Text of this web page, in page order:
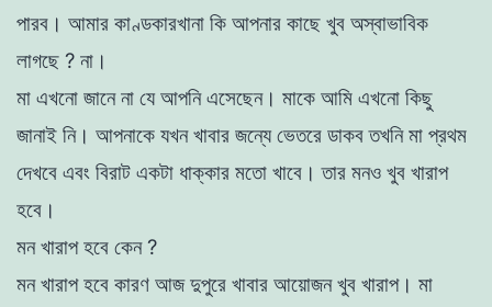
পারব । আমার কাণ্ডকারখানা কি আপনার কাছে খুব অস্বাভাবিক
লাগছে ? না।
মা এখনাে জানেনা যেআপনিএসেছেন। মাকে আমি এখনাে কিছু
জানাই নি। আপনাকে যখনখাবার জন্যেভেতরে ডাকবতখনি মা প্রথম
দেখবে এবং বিরাট একটা ধাক্কার মতাে খাবে ।তার মনও খুব খারাপ
হবে ।
মনখারাপহবে কেন?
মনখারাপহবে কারণ আজদুপুরে খাবার আয়ােজনখুব খারাপ। মা